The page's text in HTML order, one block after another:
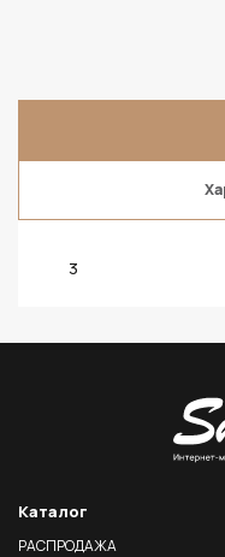
3
Каталог
РАСПРОДАЖА